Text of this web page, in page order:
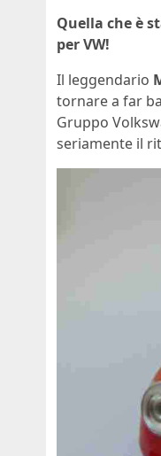
Quella che è
per VW!
Il leggendario
tornare a far
Gruppo
seriamente il